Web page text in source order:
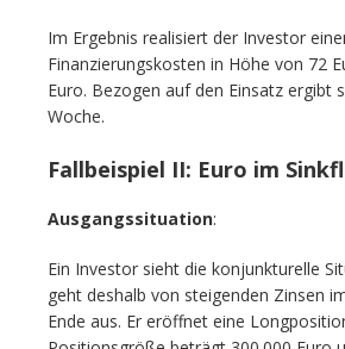
Im Ergebnis realisiert der Investor
Finanzierungskosten in Höhe von 72
Euro. Bezogen auf den Einsatz ergibt
Woche.
Fallbeispiel II: Euro im
Ausgangssituation:
Ein Investor sieht die konjunkturelle
geht deshalb von steigenden Zinsen
Ende aus. Er eröffnet eine